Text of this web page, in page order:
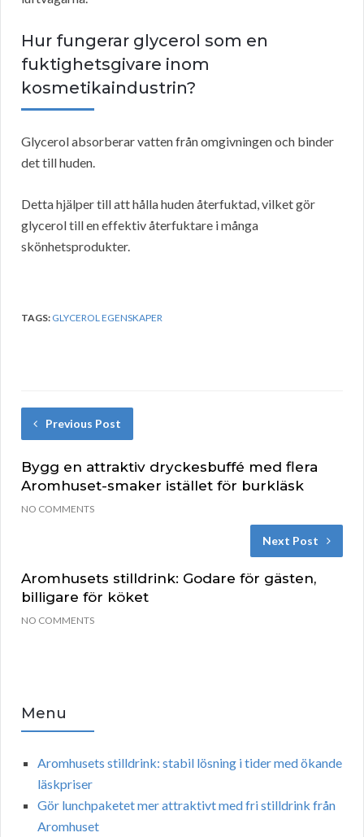
Hur fungerar glycerol som en
fuktighetsgivare inom
kosmetikaindustrin?
Glycerol absorberar vatten från omgivningen och binder
det till huden.
Detta hjälper till att hålla huden återfuktad, vilket gör
glycerol till en effektiv återfuktare i många
skönhetsprodukter.
TAGS: GLYCEROL EGENSKAPER
Previous Post
Bygg en attraktiv dryckesbuffé med flera
Aromhuset-smaker istället för burkläsk
NO COMMENTS
Next Post
Aromhusets stilldrink: Godare för gästen,
billigare för köket
NO COMMENTS
Menu
Aromhusets stilldrink: stabil lösning i tider med ökande
läskpriser
Gör lunchpaketet mer attraktivt med fri stilldrink från
Aromhuset